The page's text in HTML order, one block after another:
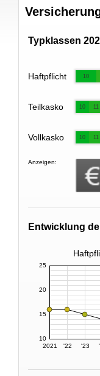
Typklassen
Haftpflicht 10
Teilkasko 10 11
Vollkasko 10 11
Anzeigen:
Entwicklung
2021 '22 '23
10
15
20
25